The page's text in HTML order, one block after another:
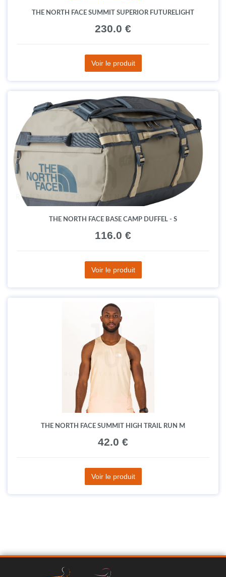
THE NORTH FACE SUMMIT SUPERIOR FUTURELIGHT
230.0 €
Voir le produit
THE NORTH FACE BASE CAMP DUFFEL - S
116.0 €
Voir le produit
THE NORTH FACE SUMMIT HIGH TRAIL RUN M
42.0 €
Voir le produit